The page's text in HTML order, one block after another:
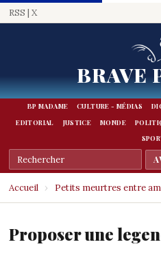
RSS | X
BRAVE
BP MADAME CULTURE - MÉDIAS
EDITORIAL
JUSTICE MONDE
Accueil › Petits meurtres entre
Proposer une